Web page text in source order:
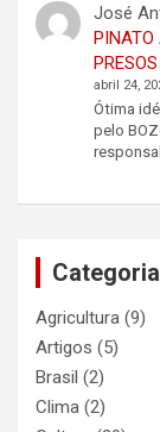
h
José
PINATO
abril 24,
Ótima
pelo
Agricultura (9)
Artigos (5)
Brasil (2)
Clima (2)